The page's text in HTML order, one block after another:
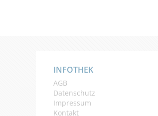
INFOTHEK
AGB
Datenschutz
Impressum
Kontakt